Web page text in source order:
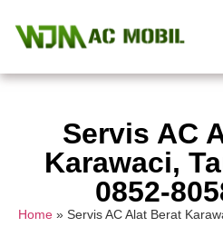
Servis AC
Karawaci,
0852-
Home » Servis AC Alat Berat